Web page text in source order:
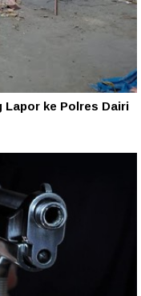
Lapor ke Polres Dairi